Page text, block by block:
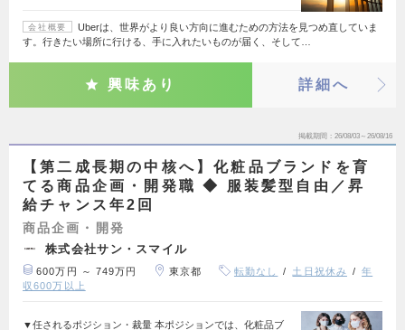
会社概要
Uberは、世界がより良い方向に進むための方法を見つめ直していま
す。行きたい場所に行ける、手に入れたいものが届く、そして…
興味あり 詳細へ
掲載期間 26/08/03～26/08/16
【第二成長期の中核へ】化粧品ブランドを育
てる商品企画・開発職 ◆ 服装髪型自由／昇
給チャンス年2回
商品企画・開発
株式会社サン・スマイル
600万円 ～ 749万円 東京都 転勤なし 土日祝休み
年
収600万以上
▼任されるポジション・裁量 本ポジションでは、化粧品ブ